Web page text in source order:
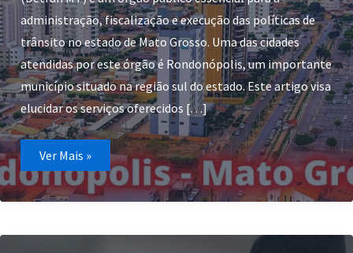
administração, fiscalização e execução das políticas de
trânsito no estado de Mato Grosso. Uma das cidades
atendidas por este órgão é Rondonópolis, um importante
município situado na região sul do estado. Este artigo visa
elucidar os serviços oferecidos […]
Detran
Rondonopolis
Ver Mais »